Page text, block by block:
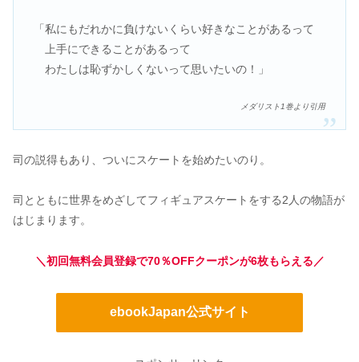
「私にもだれかに負けないくらい好きなことがあるって
上手にできることがあるって
わたしは恥ずかしくないって思いたいの！」
メダリスト1巻より引用
司の説得もあり、ついにスケートを始めたいのり。
司とともに世界をめざしてフィギュアスケートをする2人の物語が
はじまります。
＼初回無料会員登録で70％OFFクーポンが6枚もらえる／
ebookJapan公式サイト